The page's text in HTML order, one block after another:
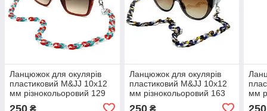
Ланцюжок для окулярів
пластиковий M&JJ 10х12
мм різнокольоровий 129
250 ₴
Ланцюжок для окулярів
пластиковий M&JJ 10х12
мм різнокольоровий 163
250₴
мм
250